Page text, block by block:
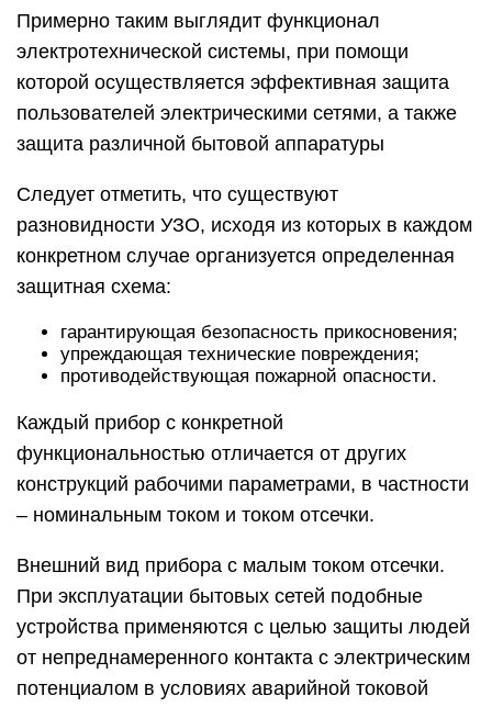
Примерно таким выглядит функционал
электротехнической системы, при помощи
которой осуществляется эффективная защита
пользователей электрическими сетями, а также
защита различной бытовой аппаратуры
Следует отметить, что существуют
разновидности УЗО, исходя из которых в каждом
конкретном случае организуется определенная
защитная схема:
гарантирующая безопасность прикосновения;
упреждающая технические повреждения;
противодействующая пожарной опасности.
Каждый прибор с конкретной
функциональностью отличается от других
конструкций рабочими параметрами, в частности
– номинальным током и током отсечки.
Внешний вид прибора с малым током отсечки.
При эксплуатации бытовых сетей подобные
устройства применяются с целью защиты людей
от непреднамеренного контакта с электрическим
потенциалом в условиях аварийной токовой